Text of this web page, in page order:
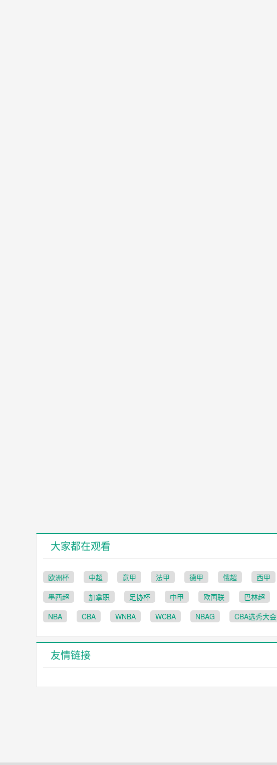
大家都在观看
欧洲杯 中超 意甲 法甲 德甲 俄超 西甲
墨西超
加拿职 足协杯 中甲 欧国联 巴林超
NBA
CBA WNBA WCBA NBAG CBA选秀大会
友情链接